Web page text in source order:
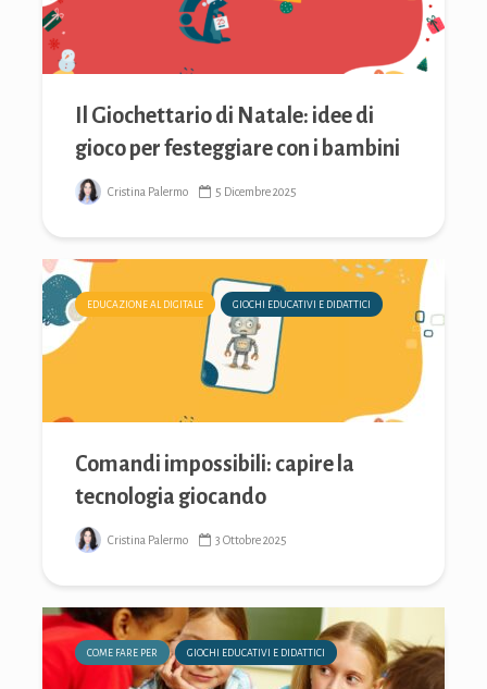
Il Giochettario di Natale: idee di
gioco per festeggiare con i bambini
Cristina Palermo 5 Dicembre 2025
EDUCAZIONE AL DIGITALE GIOCHI EDUCATIVI E DIDATTICI
Comandi impossibili: capire la
tecnologia giocando
Cristina Palermo 3 Ottobre 2025
COME FARE PER GIOCHI EDUCATIVI E DIDATTICI